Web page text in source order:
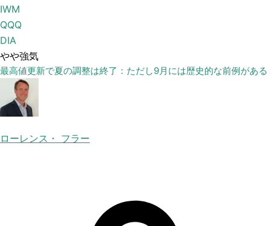
IWM
QQQ
DIA
やや強気
最高値更新で夏の調整は終了：ただし9月には歴史的な前例がある
ローレンス・ フラー